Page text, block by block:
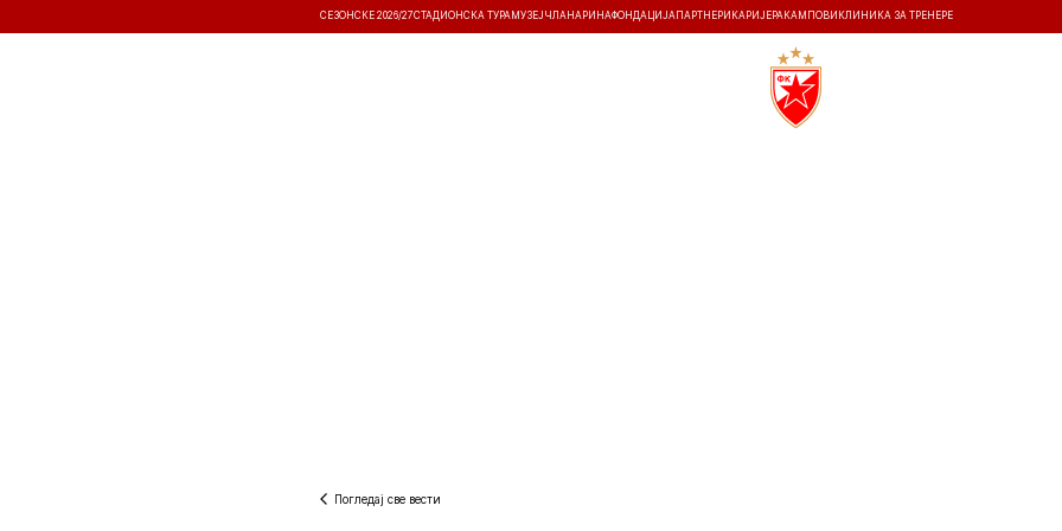
СЕЗОНСКЕ 2026/27СТАДИОНСКА ТУРА МУЗЕЈ ЧЛАНАРИНАФОНДАЦИЈА ПАРТНЕРИ КАРИЈЕРА КАМПОВИ КЛИНИКА ЗА ТРЕНЕРЕ
Погледај све вести